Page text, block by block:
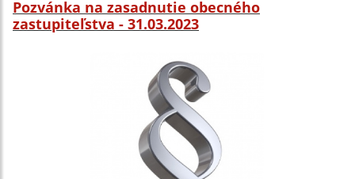
Pozvánka na zasadnutie obecného
zastupiteľstva - 31.03.2023